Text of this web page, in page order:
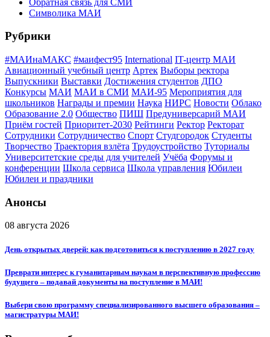
Символика МАИ
Рубрики
#МАИнаМАКС #маифест95 International IT-центр МАИ
Авиационный учебный центр Артек Выборы ректора
Выпускники Выставки Достижения студентов ДПО
Конкурсы МАИ МАИ в СМИ МАИ-95 Мероприятия для
школьников Награды и премии Наука НИРС Новости Облако
Образование 2.0 Общество ПИШ Предуниверсарий МАИ
Приём гостей Приоритет-2030 Рейтинги Ректор Ректорат
Сотрудники Сотрудничество Спорт Студгородок Студенты
Творчество Траектория взлёта Трудоустройство Туториалы
Университетские среды для учителей Учёба Форумы и
конференции Школа сервиса Школа управления Юбилеи
Юбилеи и праздники
Анонсы
08 августа 2026
День открытых дверей: как подготовиться к поступлению в 2027 году
Преврати интерес к гуманитарным наукам в перспективную профессию
будущего – подавай документы на поступление в МАИ!
Выбери свою программу специализированного высшего образования –
магистратуры МАИ!